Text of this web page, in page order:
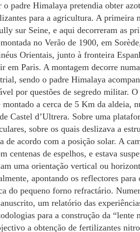
padre Himalaya pretendia obter
para a agricultura. A primeira
sur Seine, e aqui decorreram as
no Verão de 1900, em
Orientais, junto à fronteira
em Paris. A montagem decorre
sendo o padre Himalaya
por questões de segredo militar.
montado a cerca de 5 Km da aldeia,
Castel d’Ultrera. Sobre uma
sobre os quais deslizava a
de acordo com a posição solar. A
centenas de espelhos, e estava
uma orientação vertical ou
apontando os reflectores
do pequeno forno refractário.
um relatório das
para a construção da “lente
a obtenção de fertilizantes